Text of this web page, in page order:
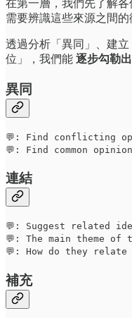
在第一層，我們先了解
需要辨識這些來源之間的
透過分析「異同」、建
位」，我們能 逐步勾勒
異同
💬: Find conflicting
💬: Find common
連結
💬: Suggest related
💬: The main theme of
💬: How do they relate
補充